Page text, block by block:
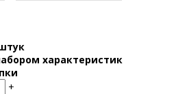
характеристик
+